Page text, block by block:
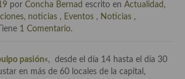
las bebidas
vajilla, técnicas de emplatado, decoración
por Concha Bernad escrito en Actualidad,
noticias , Eventos , Noticias ,
1 Comentario.
pasión«, desde el día 14 hasta el día 30
en más de 60 locales de la capital,